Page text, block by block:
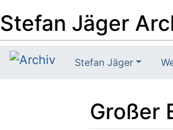
Stefan Jäger
Stefan Jäger
Großer